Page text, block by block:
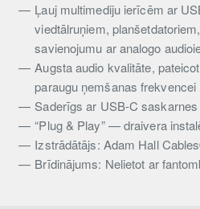
Ļauj multimediju ierīcēm ar
viedtālruņiem,
savienojumu ar analogo
Augsta audio kvalitāte,
paraugu ņemšanas frekvencei
Saderīgs ar USB-C
“Plug & Play” — draivera
Izstrādātājs: Adam Hall
Brīdinājums: Nelietot ar